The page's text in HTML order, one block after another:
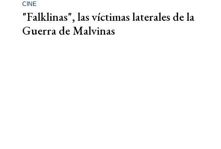
CINE
"Falklinas", las víctimas laterales de la
Guerra de Malvinas